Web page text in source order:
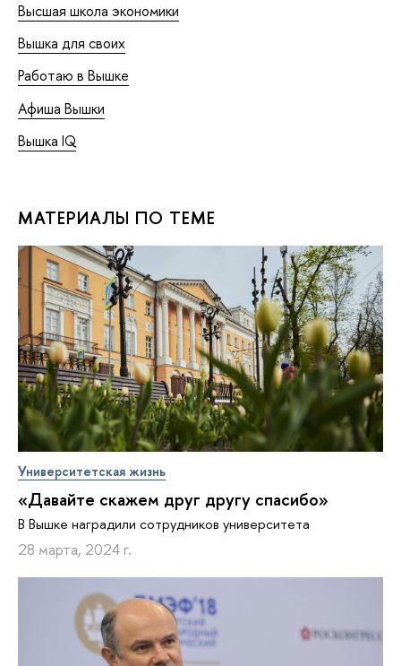
Высшая школа экономики
Вышка для своих
Работаю в Вышке
Афиша Вышки
Вышка IQ
МАТЕРИАЛЫ ПО ТЕМЕ
Университетская жизнь
«Давайте скажем друг другу спасибо»
В Вышке наградили сотрудников университета
28 марта, 2024 г.